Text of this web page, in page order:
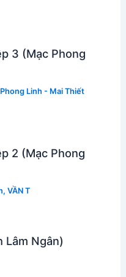
3 (Mạc Phong
Linh - Mai Thiết
2 (Mạc Phong
, VẦN T
Lâm Ngân)